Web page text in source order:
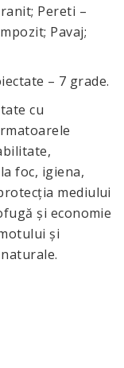
Pereti –
Pavaj;
– 7 grade.
cu
foc, igiena,
mediului
și economie
și